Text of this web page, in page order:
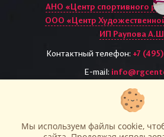
Контактный телефон: +7
E-mail:
Все права защищены.
материалов rgcenter.ru возможно
разрешения и при наличии
Центр художественной
АНО «Центр спортивного
ООО «Центр
ИП Раупова
Мы используем файлы cookie,